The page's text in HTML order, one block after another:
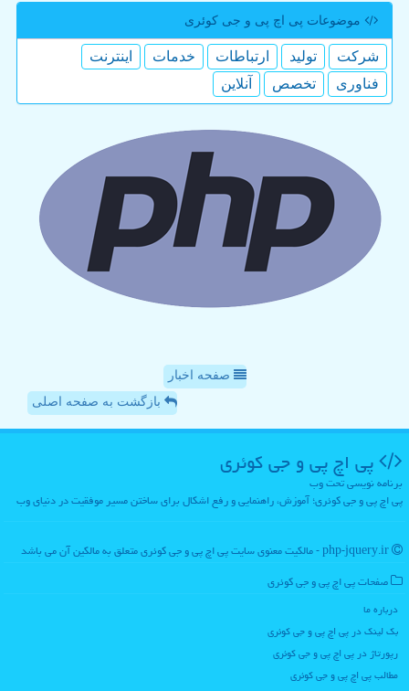
موضوعات پی اچ پی و جی كوئری
شركت تولید ارتباطات خدمات
اینترنت
فناوری
تخصص آنلاین
صفحه اخبار
بازگشت به صفحه اصلی
پی اچ پی و جی كوئری
برنامه نویسی تحت وب
پی اچ پی و جی کوئری؛ آموزش، راهنمایی و رفع اشکال برای ساختن مسیر موفقیت در دنیای وب
صفحات پی اچ پی و جی كوئری
درباره ما
بک لینک در پی اچ پی و جی كوئری
رپورتاژ در پی اچ پی و جی كوئری
مطالب پی اچ پی و جی كوئری